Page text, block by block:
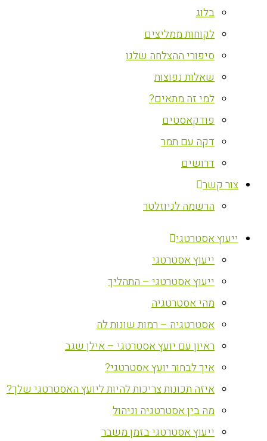
בלוג
לקוחות ממליצים
סיפורי ההצלחה שלנו
שאלות נפוצות
למי זה מתאים?
פודקאסטים
דקה עם תמר
דרושים
צור קשר
הרשמה לניוזלטר
ייעוץ אסטרטגי
ייעוץ אסטרטגי
ייעוץ אסטרטגי – התהליך
מהי אסטרטגיה
אסטרטגיה – רמות שונות לה
ראיון עם יועץ אסטרטגי – אילן שגב
איך לבחור יועץ אסטרטגי?
איזה תכונות צריכות להיות ליועץ האסטרטגי שלך?
מה בין אסטרטגיה וניהול
ייעוץ אסטרטגי בזמן משבר